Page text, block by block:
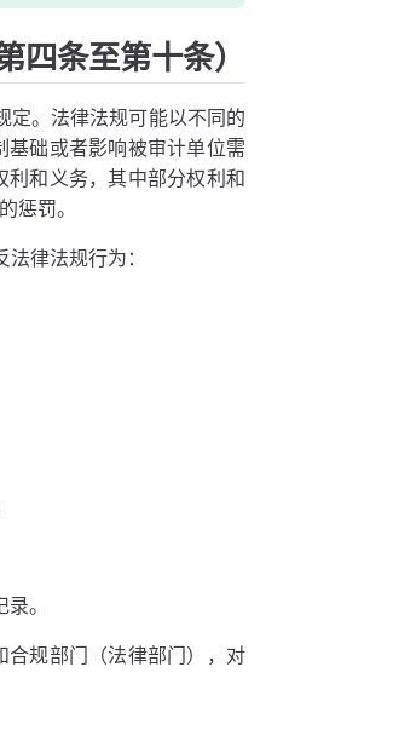
条至第十条）
定。法律法规可能以不同的
础或者影响被审计单位需
和义务，其中部分权利和
惩罚。
律法规行为：
。
合规部门（法律部门），对